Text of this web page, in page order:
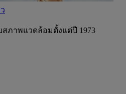
สภาพแวดล้อมตั้งแต่ปี 1973